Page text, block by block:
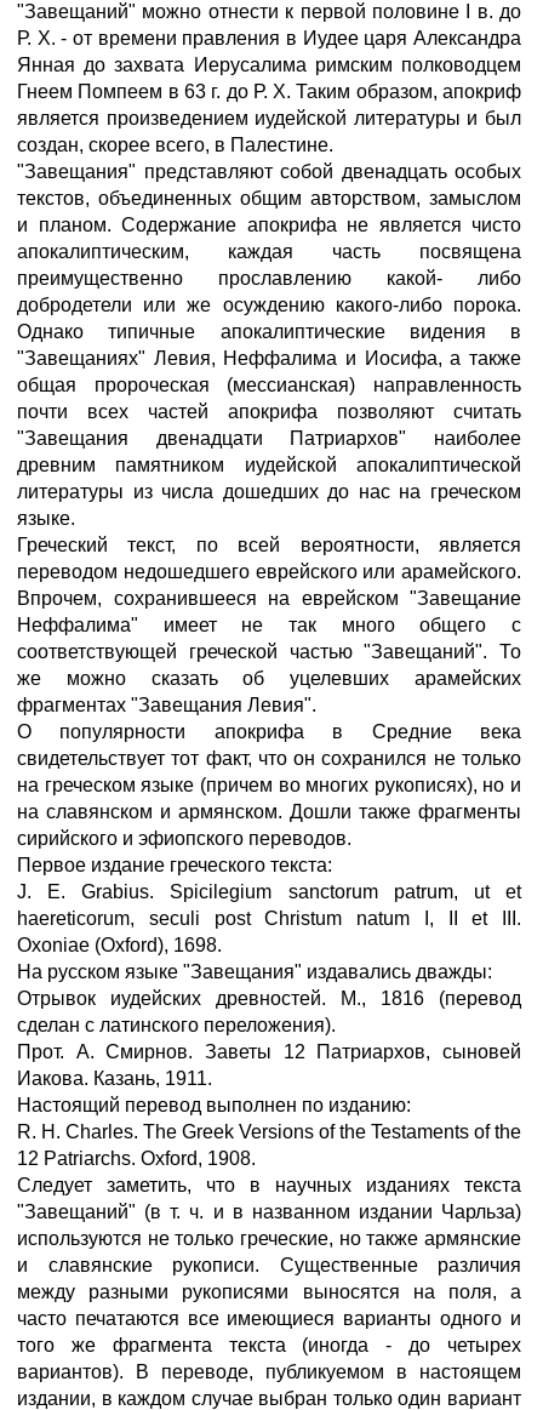
"Завещаний" можно отнести к первой половине I в. до
Р. X. - от времени правления в Иудее царя Александра
Янная до захвата Иерусалима римским полководцем
Гнеем Помпеем в 63 г. до Р. X. Таким образом, апокриф
является произведением иудейской литературы и был
создан, скорее всего, в Палестине.
"Завещания" представляют собой двенадцать особых
текстов, объединенных общим авторством, замыслом
и планом. Содержание апокрифа не является чисто
апокалиптическим, каждая часть посвящена
преимущественно прославлению какой- либо
добродетели или же осуждению какого-либо порока.
Однако типичные апокалиптические видения в
"Завещаниях" Левия, Неффалима и Иосифа, а также
общая пророческая (мессианская) направленность
почти всех частей апокрифа позволяют считать
"Завещания двенадцати Патриархов" наиболее
древним памятником иудейской апокалиптической
литературы из числа дошедших до нас на греческом
языке.
Греческий текст, по всей вероятности, является
переводом недошедшего еврейского или арамейского.
Впрочем, сохранившееся на еврейском "Завещание
Неффалима" имеет не так много общего с
соответствующей греческой частью "Завещаний". То
же можно сказать об уцелевших арамейских
фрагментах "Завещания Левия".
О популярности апокрифа в Средние века
свидетельствует тот факт, что он сохранился не только
на греческом языке (причем во многих рукописях), но и
на славянском и армянском. Дошли также фрагменты
сирийского и эфиопского переводов.
Первое издание греческого текста:
J. Е. Grabius. Spicilegium sanctorum patrum, ut et
haereticorum, seculi post Christum natum I, II et III.
Oxoniae (Oxford), 1698.
На русском языке "Завещания" издавались дважды:
Отрывок иудейских древностей. М., 1816 (перевод
сделан с латинского переложения).
Прот. А. Смирнов. Заветы 12 Патриархов, сыновей
Иакова. Казань, 1911.
Настоящий перевод выполнен по изданию:
R. H. Charles. The Greek Versions of the Testaments of the
12 Patriarchs. Oxford, 1908.
Следует заметить, что в научных изданиях текста
"Завещаний" (в т. ч. и в названном издании Чарльза)
используются не только греческие, но также армянские
и славянские рукописи. Существенные различия
между разными рукописями выносятся на поля, а
часто печатаются все имеющиеся варианты одного и
того же фрагмента текста (иногда - до четырех
вариантов). В переводе, публикуемом в настоящем
издании, в каждом случае выбран только один вариант